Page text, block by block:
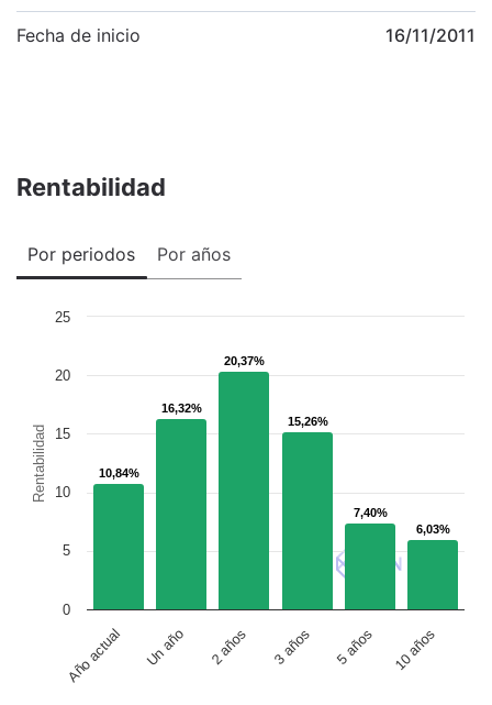
Fecha de inicio 16/11/2011
Rentabilidad
Por periodos Por años
Rentabilidad 10,84%
10,84%
16,32%
16,32%
20,37%
20,37%
15,26%
15,26%
7,40%
7,40%
6,03%
6,03%
Año actual Un año 2 años 3 años 5 años 10 años
0
5
10
15
20
25